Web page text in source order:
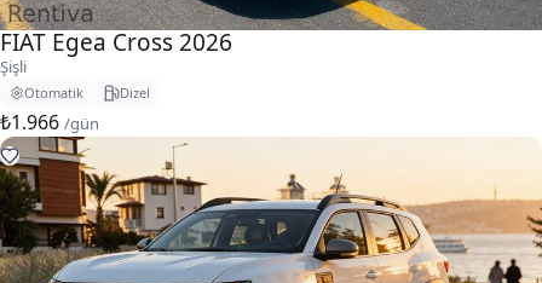
FIAT Egea Cross 2026
Şişli
Otomatik Dizel
₺1.966 /gün